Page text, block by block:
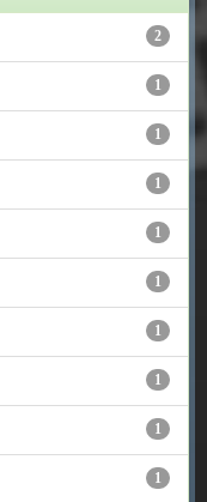
2
1
1
1
1
1
1
1
1
1